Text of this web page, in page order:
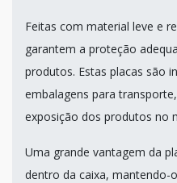
Feitas com material leve e
garantem a proteção
produtos. Estas placas são
embalagens para
exposição dos produtos no
Uma grande vantagem da
dentro da caixa, mantendo-